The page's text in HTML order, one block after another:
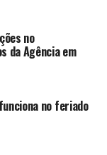
no
da Agência em
no feriado